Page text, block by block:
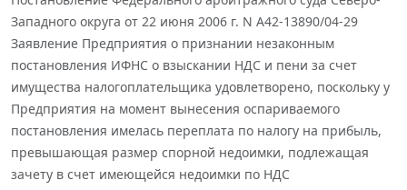
Западного округа от 22 июня 2006 г. N А42-13890/04-29
Заявление Предприятия о признании незаконным
постановления ИФНС о взыскании НДС и пени за счет
имущества налогоплательщика удовлетворено, поскольку у
Предприятия на момент вынесения оспариваемого
постановления имелась переплата по налогу на прибыль,
превышающая размер спорной недоимки, подлежащая
зачету в счет имеющейся недоимки по НДС